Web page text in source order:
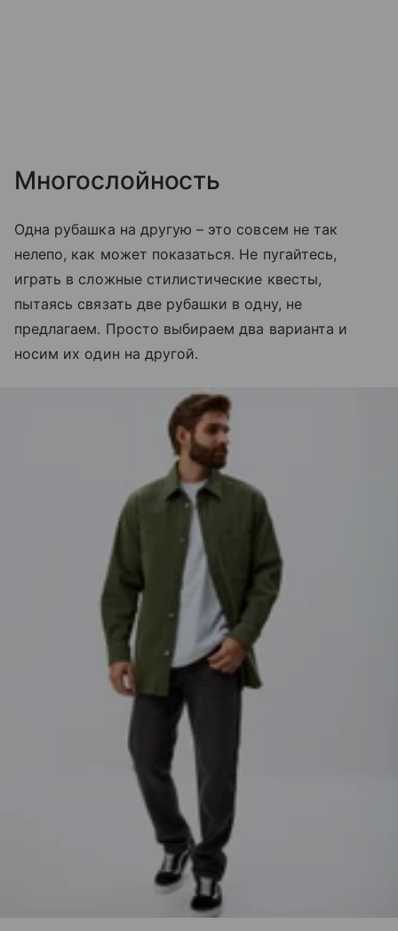
Многослойность
Одна рубашка на другую – это совсем не так
нелепо, как может показаться. Не пугайтесь,
играть в сложные стилистические квесты,
пытаясь связать две рубашки в одну, не
предлагаем. Просто выбираем два варианта и
носим их один на другой.